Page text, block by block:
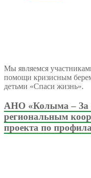
Мы являемся
помощи кризисным
детьми «Спаси жизнь».
АНО «Колыма – За
региональным
проекта по